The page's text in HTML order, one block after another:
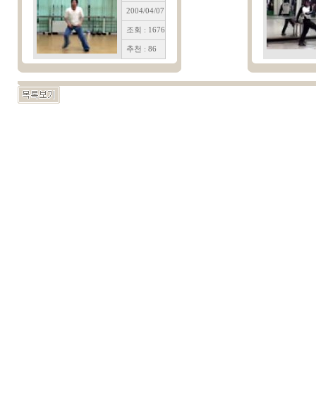
2004/04/07
조회 : 1676
추천 : 86